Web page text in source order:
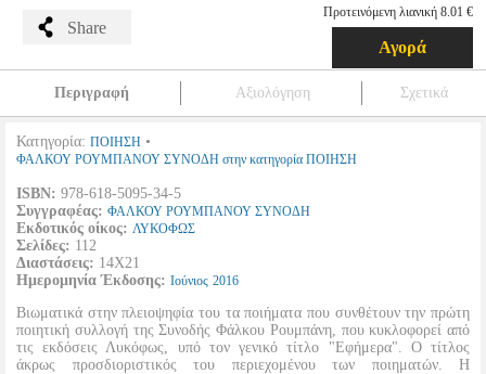
Share
Προτεινόμενη λιανική 8.01 €
Αγορά
Περιγραφή Αξιολόγηση Σχετικά
Κατηγορία: ΠΟΙΗΣΗ •
ΦΑΛΚΟΥ ΡΟΥΜΠΑΝΟΥ ΣΥΝΟΔΗ στην κατηγορία ΠΟΙΗΣΗ
ISBN: 978-618-5095-34-5
Συγγραφέας: ΦΑΛΚΟΥ ΡΟΥΜΠΑΝΟΥ ΣΥΝΟΔΗ
Εκδοτικός οίκος: ΛΥΚΟΦΩΣ
Σελίδες: 112
Διαστάσεις: 14Χ21
Ημερομηνία Έκδοσης: Ιούνιος 2016
Βιωματικά στην πλειοψηφία του τα ποιήματα που συνθέτουν την πρώτη
ποιητική συλλογή της Συνοδής Φάλκου Ρουμπάνη, που κυκλοφορεί από
τις εκδόσεις Λυκόφως, υπό τον γενικό τίτλο "Εφήμερα". Ο τίτλος
άκρως προσδιοριστικός του περιεχομένου των ποιηματών. Η